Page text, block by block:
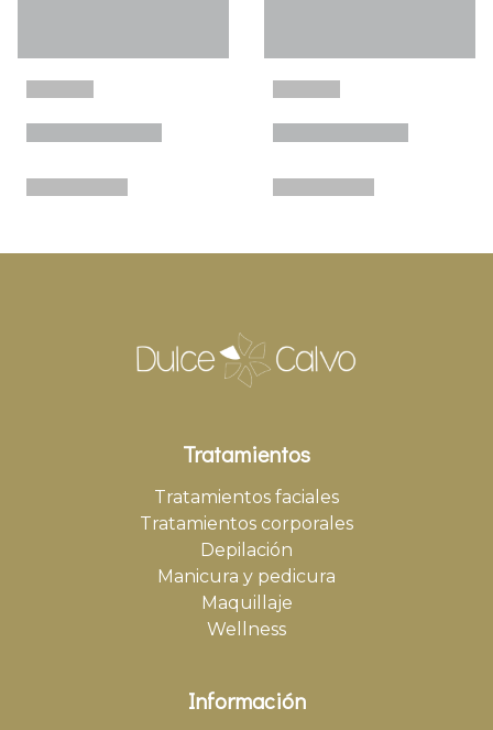
Tratamientos
Tratamientos faciales
Tratamientos corporales
Depilación
Manicura y pedicura
Maquillaje
Wellness
Información